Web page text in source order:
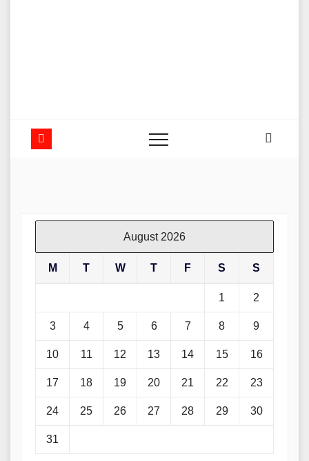
August 2026
M T W T F S S
1 2
3 4 5 6 7 8 9
10 11 12 13 14 15 16
17 18 19 20 21 22 23
24 25 26 27 28 29 30
31